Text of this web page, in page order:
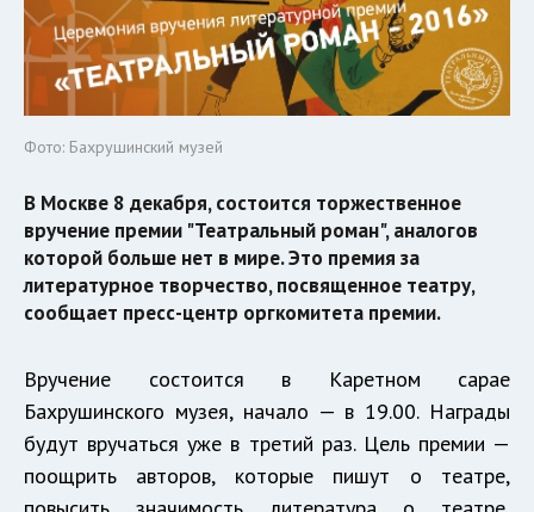
Фото: Бахрушинский музей
В Москве 8 декабря, состоится торжественное
вручение премии "Театральный роман", аналогов
которой больше нет в мире. Это премия за
литературное творчество, посвященное театру,
сообщает пресс-центр оргкомитета премии.
Вручение состоится в Каретном сарае
Бахрушинского музея, начало — в 19.00. Награды
будут вручаться уже в третий раз. Цель премии —
поощрить авторов, которые пишут о театре,